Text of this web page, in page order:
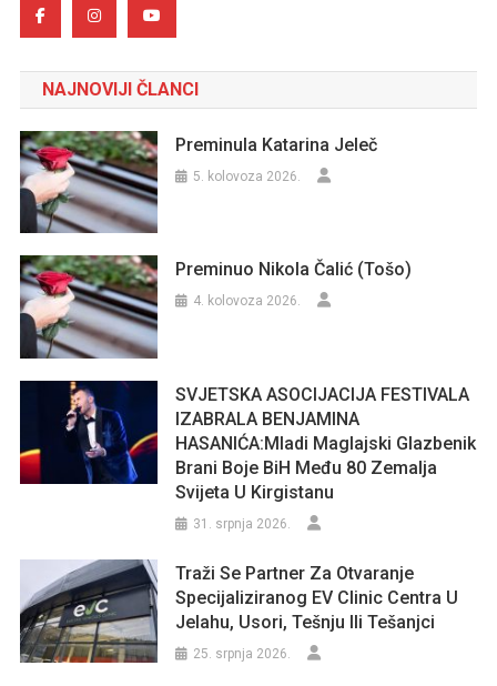
NAJNOVIJI ČLANCI
Preminula Katarina Jeleč
5. kolovoza 2026.
Preminuo Nikola Čalić (Tošo)
4. kolovoza 2026.
SVJETSKA ASOCIJACIJA FESTIVALA
IZABRALA BENJAMINA
HASANIĆA:Mladi Maglajski Glazbenik
Brani Boje BiH Među 80 Zemalja
Svijeta U Kirgistanu
31. srpnja 2026.
Traži Se Partner Za Otvaranje
Specijaliziranog EV Clinic Centra U
Jelahu, Usori, Tešnju Ili Tešanjci
25. srpnja 2026.